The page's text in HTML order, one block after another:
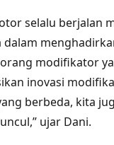
selalu berjalan
modifikator
inovasi
berbeda, kita
ujar Dani.